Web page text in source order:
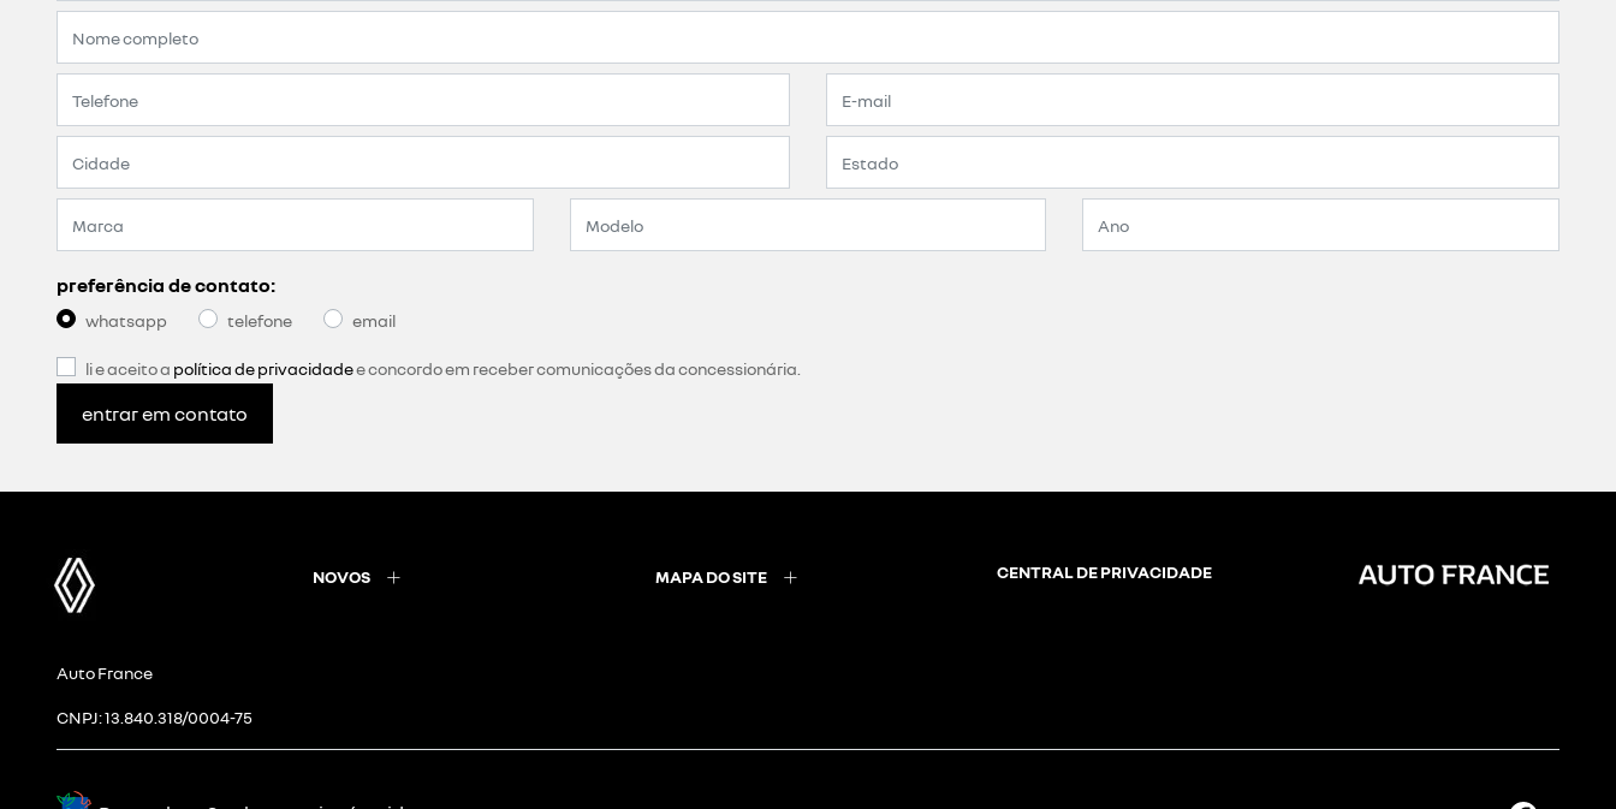
preferência de contato:
whatsapp telefone email
li e aceito a política de privacidadee concordo em receber comunicações da concessionária.
entrar em contato
NOVOS MAPA DO SITE CENTRAL DE PRIVACIDADE
Auto France
CNPJ: 13.840.318/0004-75